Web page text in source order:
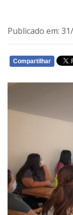
Publicado em:
Compartilhar